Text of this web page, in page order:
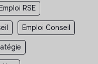
RSE
Emploi Conseil